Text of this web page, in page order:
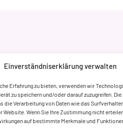
Einverständniserklärung verwalten
Erfahrung zu bieten, verwenden wir
zu speichern und/oder darauf zuzugreifen.
die Verarbeitung von Daten wie das
Website. Wenn Sie Ihre Zustimmung nicht
auf bestimmte Merkmale und